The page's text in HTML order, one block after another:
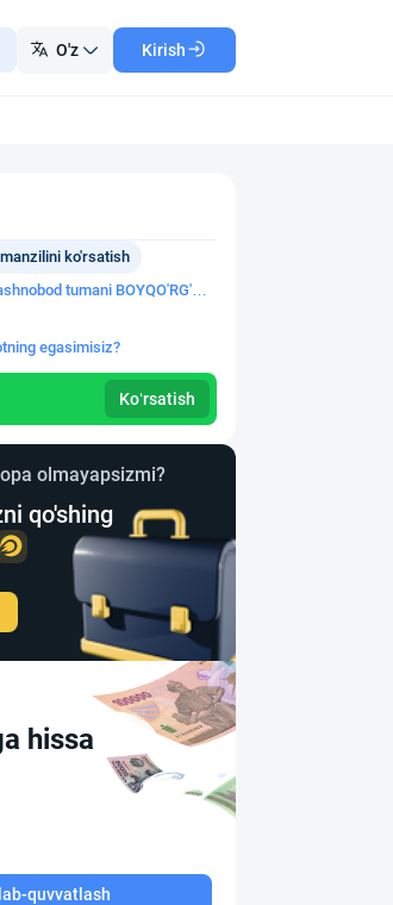
O'z Kirish
tumani BOYQO'RG'ON
ko'rsatish
egasimisiz?
Ko‘rsatish
olmayapsizmi?
qo'shing
hissa
quvvatlash